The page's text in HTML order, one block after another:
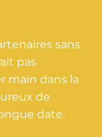
sans
pas
main dans la
de
date.